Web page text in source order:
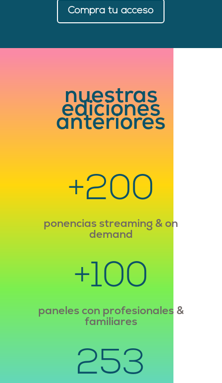
Compra tu acceso
nuestras
ediciones
anteriores
+200
ponencias streaming & on
demand
+100
paneles con profesionales &
familiares
253